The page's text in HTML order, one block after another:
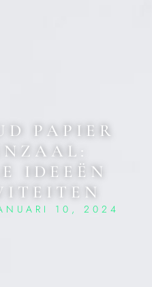
PAPIER
IDEEËN
10, 2024